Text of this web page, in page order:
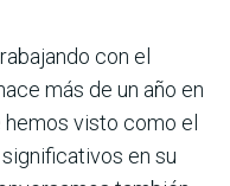
con el
más de un año en
visto como el
en su